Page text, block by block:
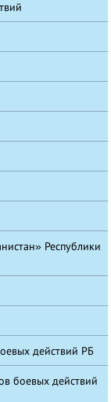
Республики
действий РБ
боевых действий